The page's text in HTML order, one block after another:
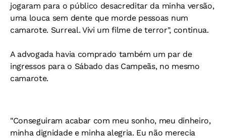
jogaram para o público desacreditar da minha versão,
uma louca sem dente que morde pessoas num
camarote. Surreal. Vivi um filme de terror", continua.
A advogada havia comprado também um par de
ingressos para o Sábado das Campeãs, no mesmo
camarote.
"Conseguiram acabar com meu sonho, meu dinheiro,
minha dignidade e minha alegria. Eu não merecia